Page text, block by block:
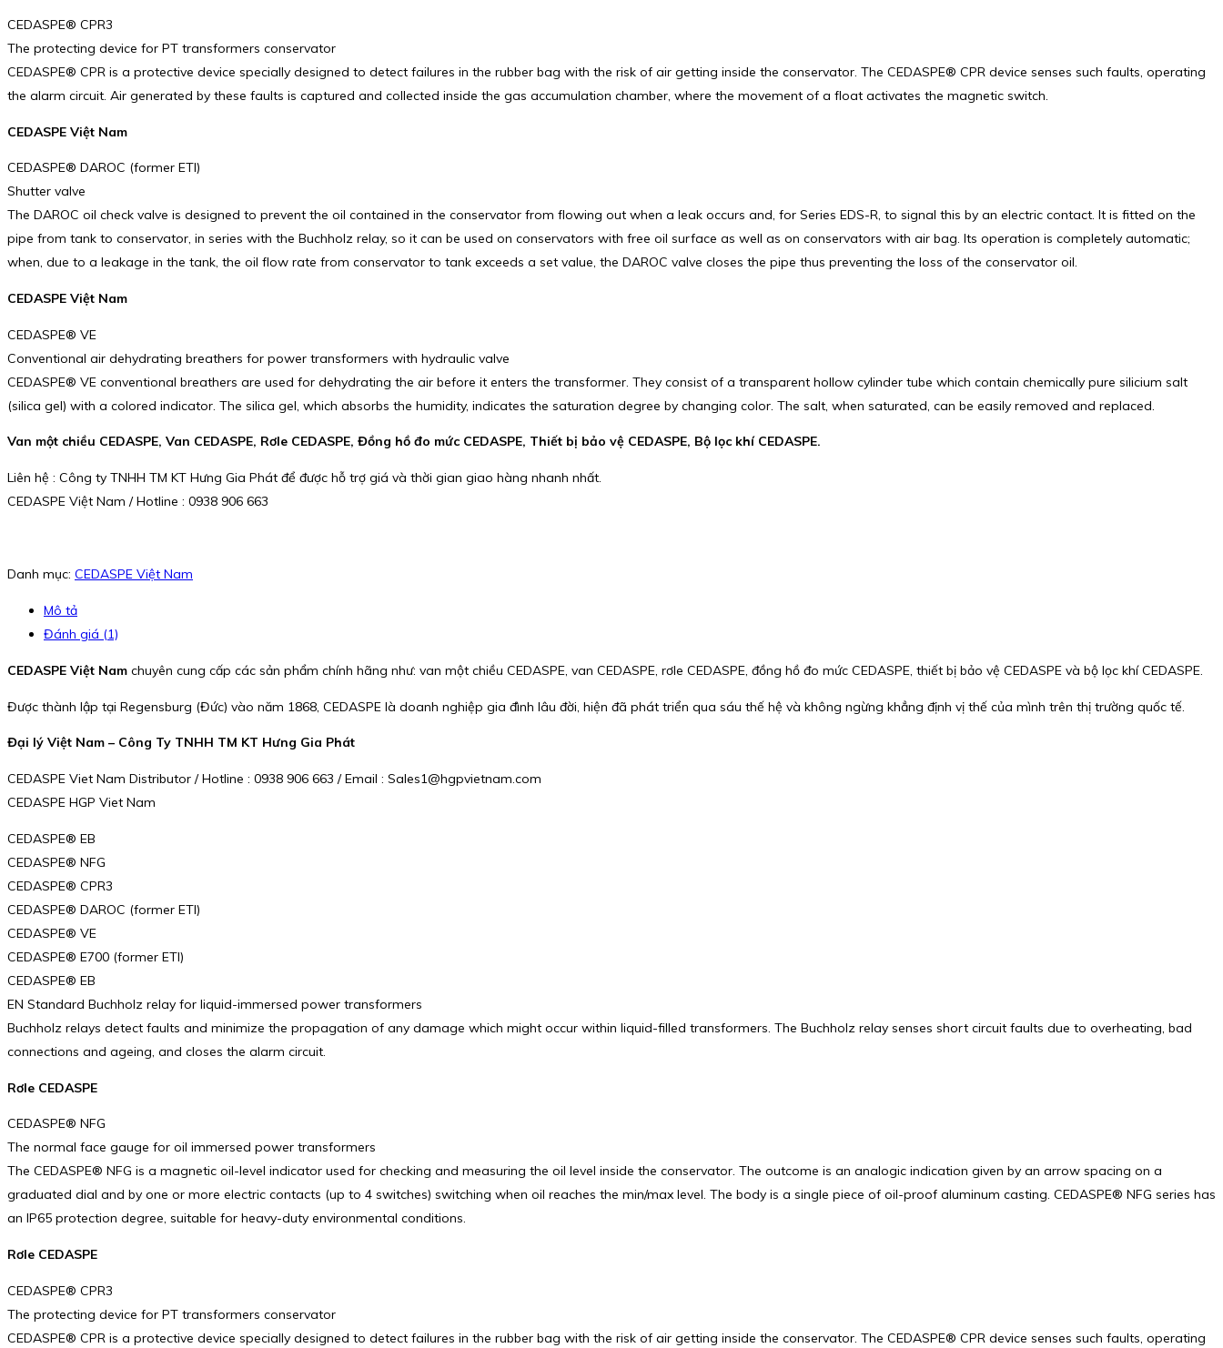
CEDASPE® CPR3
The protecting device for PT transformers conservator
CEDASPE® CPR is a protective device specially designed to detect failures in the rubber bag with the risk of air getting inside the conservator. The CEDASPE® CPR device senses such faults, operating
the alarm circuit. Air generated by these faults is captured and collected inside the gas accumulation chamber, where the movement of a float activates the magnetic switch.
CEDASPE Việt Nam
CEDASPE® DAROC (former ETI)
Shutter valve
The DAROC oil check valve is designed to prevent the oil contained in the conservator from flowing out when a leak occurs and, for Series EDS-R, to signal this by an electric contact. It is fitted on the
pipe from tank to conservator, in series with the Buchholz relay, so it can be used on conservators with free oil surface as well as on conservators with air bag. Its operation is completely automatic;
when, due to a leakage in the tank, the oil flow rate from conservator to tank exceeds a set value, the DAROC valve closes the pipe thus preventing the loss of the conservator oil.
CEDASPE Việt Nam
CEDASPE® VE
Conventional air dehydrating breathers for power transformers with hydraulic valve
CEDASPE® VE conventional breathers are used for dehydrating the air before it enters the transformer. They consist of a transparent hollow cylinder tube which contain chemically pure silicium salt
(silica gel) with a colored indicator. The silica gel, which absorbs the humidity, indicates the saturation degree by changing color. The salt, when saturated, can be easily removed and replaced.
Van một chiều CEDASPE, Van CEDASPE, Rơle CEDASPE, Đồng hồ đo mức CEDASPE, Thiết bị bảo vệ CEDASPE, Bộ lọc khí CEDASPE.
Liên hệ : Công ty TNHH TM KT Hưng Gia Phát để được hỗ trợ giá và thời gian giao hàng nhanh nhất.
CEDASPE Việt Nam / Hotline : 0938 906 663
Danh mục: CEDASPE Việt Nam
Mô tả
Đánh giá (1)
CEDASPE Việt Nam chuyên cung cấp các sản phẩm chính hãng như: van một chiều CEDASPE, van CEDASPE, rơle CEDASPE, đồng hồ đo mức CEDASPE, thiết bị bảo vệ CEDASPE và bộ lọc khí CEDASPE.
Được thành lập tại Regensburg (Đức) vào năm 1868, CEDASPE là doanh nghiệp gia đình lâu đời, hiện đã phát triển qua sáu thế hệ và không ngừng khẳng định vị thế của mình trên thị trường quốc tế.
Đại lý Việt Nam – Công Ty TNHH TM KT Hưng Gia Phát
CEDASPE Viet Nam Distributor / Hotline : 0938 906 663 / Email : Sales1@hgpvietnam.com
CEDASPE HGP Viet Nam
CEDASPE® EB
CEDASPE® NFG
CEDASPE® CPR3
CEDASPE® DAROC (former ETI)
CEDASPE® VE
CEDASPE® E700 (former ETI)
CEDASPE® EB
EN Standard Buchholz relay for liquid-immersed power transformers
Buchholz relays detect faults and minimize the propagation of any damage which might occur within liquid-filled transformers. The Buchholz relay senses short circuit faults due to overheating, bad
connections and ageing, and closes the alarm circuit.
Rơle CEDASPE
CEDASPE® NFG
The normal face gauge for oil immersed power transformers
The CEDASPE® NFG is a magnetic oil-level indicator used for checking and measuring the oil level inside the conservator. The outcome is an analogic indication given by an arrow spacing on a
graduated dial and by one or more electric contacts (up to 4 switches) switching when oil reaches the min/max level. The body is a single piece of oil-proof aluminum casting. CEDASPE® NFG series has
an IP65 protection degree, suitable for heavy-duty environmental conditions.
Rơle CEDASPE
CEDASPE® CPR3
The protecting device for PT transformers conservator
CEDASPE® CPR is a protective device specially designed to detect failures in the rubber bag with the risk of air getting inside the conservator. The CEDASPE® CPR device senses such faults, operating